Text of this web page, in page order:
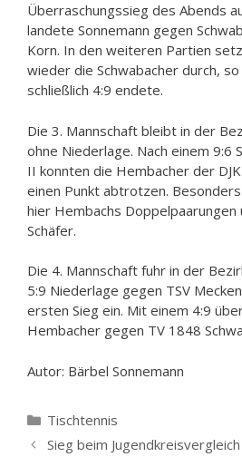
Überraschungssieg des Abends
landete Sonnemann gegen
Korn. In den weiteren Partien
wieder die Schwabacher durch,
schließlich 4:9 endete.
Die 3. Mannschaft bleibt in der
ohne Niederlage. Nach einem 9:6
II konnten die Hembacher der
einen Punkt abtrotzen.
hier Hembachs
Schäfer.
Die 4. Mannschaft fuhr in der
5:9 Niederlage gegen TSV
ersten Sieg ein. Mit einem 4:9
Hembacher gegen TV 1848
Autor: Bärbel Sonnemann
Kategorien
Tischtennis
Sieg beim